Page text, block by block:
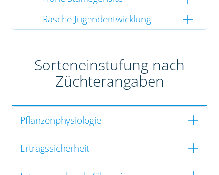
Rasche Jugendentwicklung
Sorteneinstufung nach
Züchterangaben
Pflanzenphysiologie
Ertragssicherheit